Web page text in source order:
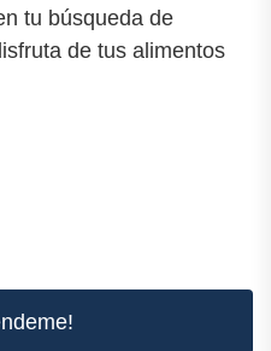
tu búsqueda de
de tus alimentos